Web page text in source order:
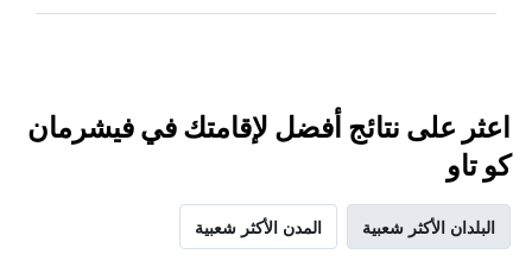
اعثر على نتائج أفضل لإقامتك في فيشرمان
كو تاو
البلدان الأكثر شعبية المدن الأكثر شعبية